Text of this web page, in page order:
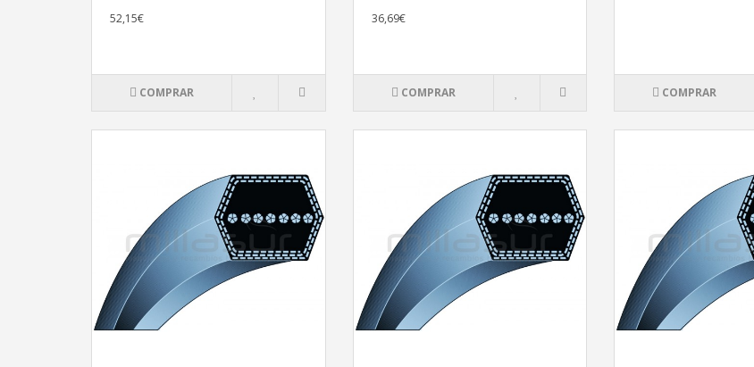
52,15€
COMPRAR
36,69€
COMPRAR COMPRAR